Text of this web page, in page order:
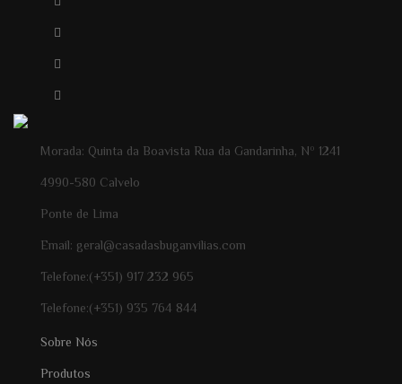
Morada: Quinta da Boavista Rua da Gandarinha, Nº 1241
4990-580 Calvelo
Ponte de Lima
Email: geral@casadasbuganvilias.com
Telefone:(+351) 917 232 965
Telefone:(+351) 935 764 844
Sobre Nós
Produtos